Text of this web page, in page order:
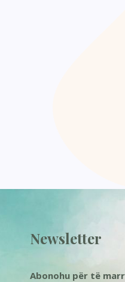
Newsletter
Abonohu për të